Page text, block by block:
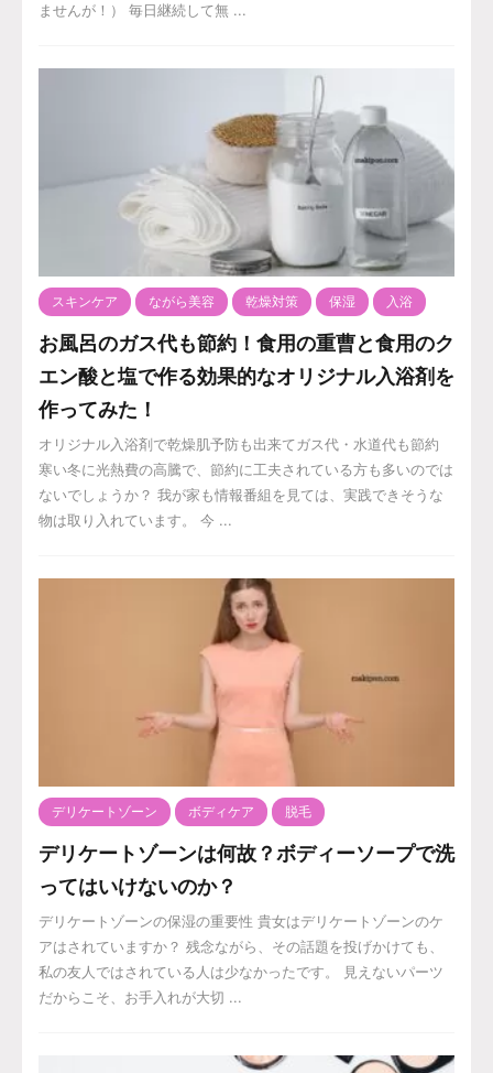
ませんが！） 毎日継続して無 ...
スキンケア ながら美容 乾燥対策 保湿 入浴
お風呂のガス代も節約！食用の重曹と食用のク
エン酸と塩で作る効果的なオリジナル入浴剤を
作ってみた！
オリジナル入浴剤で乾燥肌予防も出来てガス代・水道代も節約
寒い冬に光熱費の高騰で、節約に工夫されている方も多いのでは
ないでしょうか？ 我が家も情報番組を見ては、実践できそうな
物は取り入れています。 今 ...
デリケートゾーン ボディケア 脱毛
デリケートゾーンは何故？ボディーソープで洗
ってはいけないのか？
デリケートゾーンの保湿の重要性 貴女はデリケートゾーンのケ
アはされていますか？ 残念ながら、その話題を投げかけても、
私の友人ではされている人は少なかったです。 見えないパーツ
だからこそ、お手入れが大切 ...